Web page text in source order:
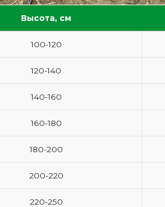
Высота, см
100-120
120-140
140-160
160-180
180-200
200-220
220-250